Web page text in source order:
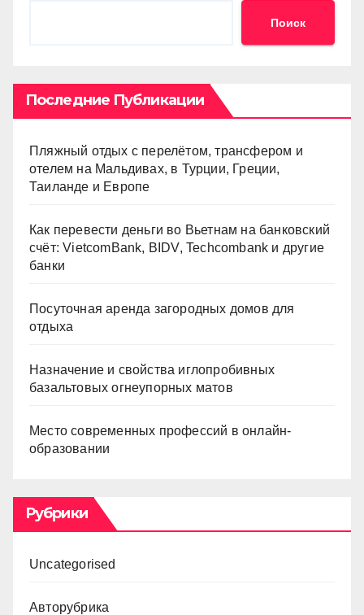
ki
ть
Поиск
Последние Публикации
Пляжный отдых с перелётом, трансфером и
отелем на Мальдивах, в Турции, Греции,
Таиланде и Европе
Как перевести деньги во Вьетнам на банковский
счёт: VietcomBank, BIDV, Techcombank и другие
банки
Посуточная аренда загородных домов для
отдыха
Назначение и свойства иглопробивных
базальтовых огнеупорных матов
Место современных профессий в онлайн-
образовании
Рубрики
Uncategorised
Авторубрика